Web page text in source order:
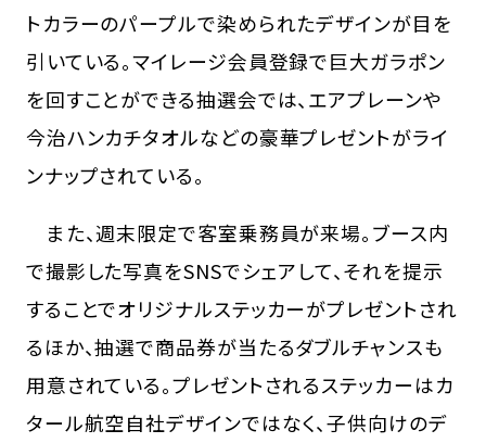
トカラーのパープルで染められたデザインが目を
引いている。マイレージ会員登録で巨大ガラポン
を回すことができる抽選会では、エアプレーンや
今治ハンカチタオルなどの豪華プレゼントがライ
ンナップされている。
また、週末限定で客室乗務員が来場。ブース内
で撮影した写真をSNSでシェアして、それを提示
することでオリジナルステッカーがプレゼントされ
るほか、抽選で商品券が当たるダブルチャンスも
用意されている。プレゼントされるステッカーはカ
タール航空自社デザインではなく、子供向けのデ